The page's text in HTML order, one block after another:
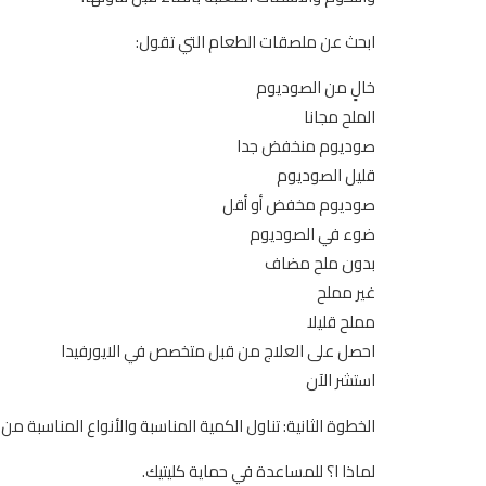
ابحث عن ملصقات الطعام التي تقول:
خالٍ من الصوديوم
الملح مجانا
صوديوم منخفض جدا
قليل الصوديوم
صوديوم مخفض أو أقل
ضوء في الصوديوم
بدون ملح مضاف
غير مملح
مملح قليلا
احصل على العلاج من قبل متخصص في الايورفيدا
استشر الآن
الخطوة الثانية: تناول الكمية المناسبة والأنواع المناسبة من
لماذا ا؟ للمساعدة في حماية كليتيك.